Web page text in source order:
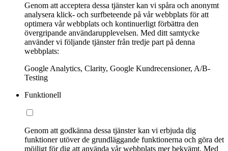
Genom att acceptera dessa tjänster kan vi spåra och anonymt
analysera klick- och surfbeteende på vår webbplats för att
optimera vår webbplats och kontinuerligt förbättra den
övergripande användarupplevelsen. Med ditt samtycke
använder vi följande tjänster från tredje part på denna
webbplats:
Google Analytics, Clarity, Google Kundrecensioner, A/B-
Testing
Funktionell
Genom att godkänna dessa tjänster kan vi erbjuda dig
funktioner utöver de grundläggande funktionerna och göra det
möjligt för dig att använda vår webbplats mer bekvämt. Med